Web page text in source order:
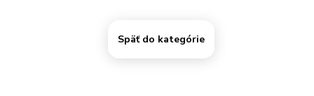
Späť do kategórie